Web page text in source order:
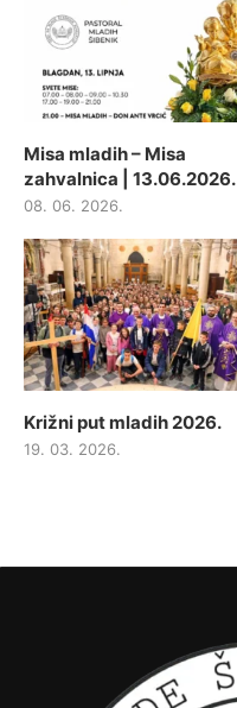
Misa mladih – Misa
zahvalnica | 13.06.2026.
08. 06. 2026.
Križni put mladih 2026.
19. 03. 2026.